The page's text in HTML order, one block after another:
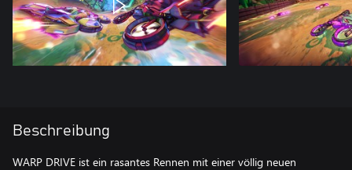
Beschreibung
WARP DRIVE ist ein rasantes Rennen mit einer völlig neuen